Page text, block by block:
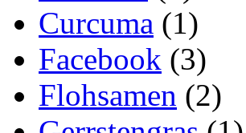
Curcuma (1)
Facebook (3)
Flohsamen (2)